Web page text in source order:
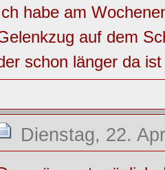
habe am
auf dem
schon länger da
Dienstag, 22.